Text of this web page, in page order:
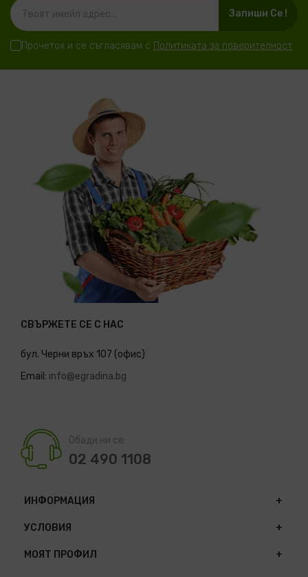
Запиши Се !
Прочетох и се съгласявам с Политиката за поверителност.
СВЪРЖЕТЕ СЕ С НАС
бул. Черни връх 107 (офис)
Email: info@egradina.bg
Обади ни се:
02 490 1108
ИНФОРМАЦИЯ
УСЛОВИЯ
МОЯТ ПРОФИЛ